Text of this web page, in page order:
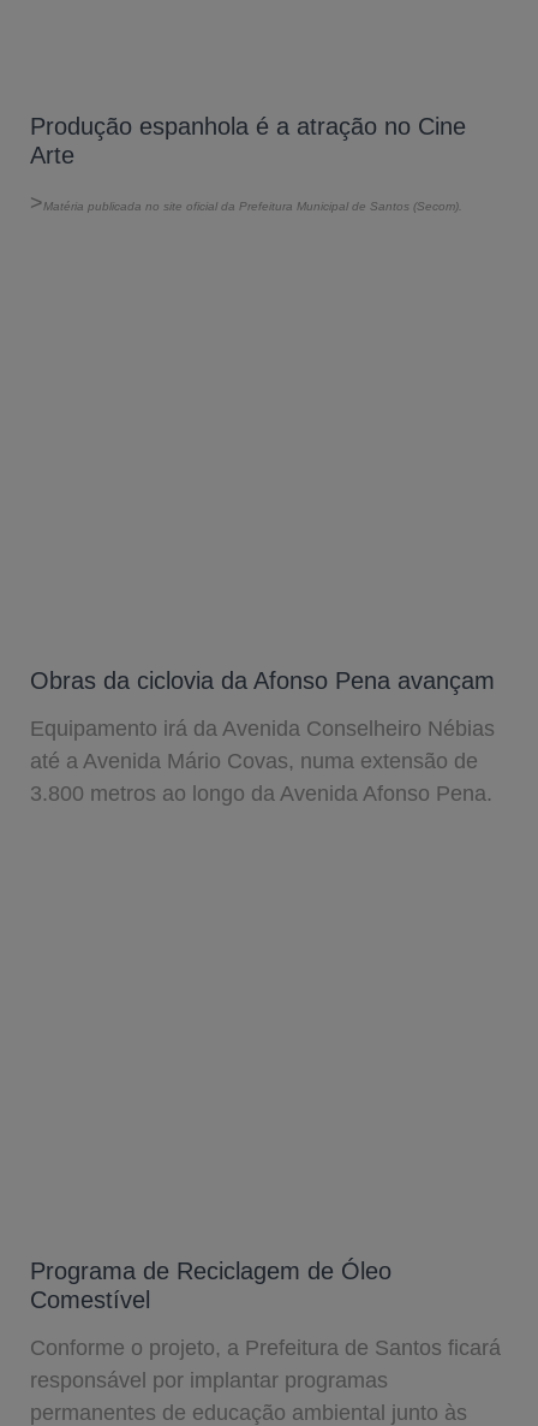
Produção espanhola é a atração no Cine
Arte
>Matéria publicada no site oficial da Prefeitura Municipal de Santos (Secom).
Obras da ciclovia da Afonso Pena avançam
Equipamento irá da Avenida Conselheiro Nébias
até a Avenida Mário Covas, numa extensão de
3.800 metros ao longo da Avenida Afonso Pena.
Programa de Reciclagem de Óleo
Comestível
Conforme o projeto, a Prefeitura de Santos ficará
responsável por implantar programas
permanentes de educação ambiental junto às